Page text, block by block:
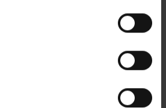
sadzonek:
jeśli wysiewasz